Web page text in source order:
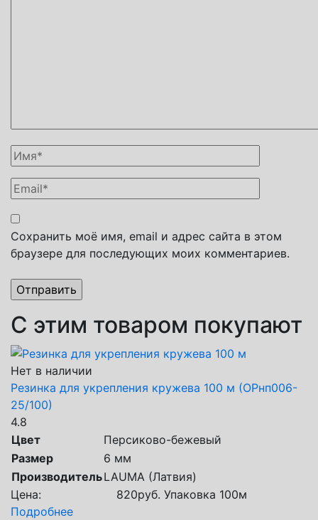
Сохранить моё имя, email и адрес сайта в этом
браузере для последующих моих комментариев.
С этим товаром покупают
Нет в наличии
Резинка для укрепления кружева 100 м (ОРнп006-
25/100)
4.8
Цвет
Персиково-бежевый
Размер
6 мм
ПроизводительLAUMA (Латвия)
Цена:
820руб. Упаковка 100м
Подробнее